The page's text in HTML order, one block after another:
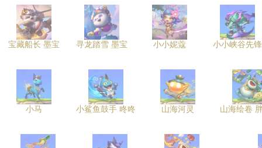
宝藏船长 墨宝 寻龙踏雪 墨宝 小小妮蔻 小小峡谷先锋
小马 小鲨鱼鼓手 咚咚 山海河灵 山海绘卷